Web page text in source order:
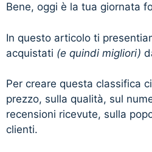
Bene, oggi è la tua giornata
In questo articolo ti
acquistati (e quindi migliori)
Per creare questa classifica
prezzo, sulla qualità, sul
recensioni ricevute, sulla
clienti.